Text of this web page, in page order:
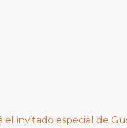
invitado especial de